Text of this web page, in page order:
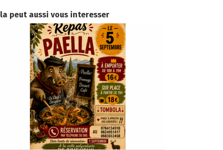
peut aussi vous interesser